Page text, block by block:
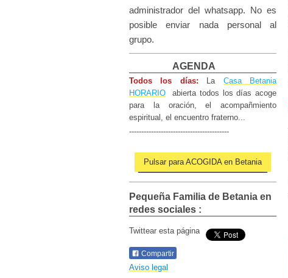
administrador del whatsapp. No es
posible enviar nada personal al
grupo.
AGENDA
Todos los días: La
Casa Betania
HORARIO abierta todos los díasacoge
para la oración, el acompañmiento
espiritual, el encuentro fraterno...
-----------------------------------------
Pulsar para ACOGIDA en Betania
Pequeña Familia de Betania en
redes sociales :
Twittear esta página
Compartir
Aviso legal​